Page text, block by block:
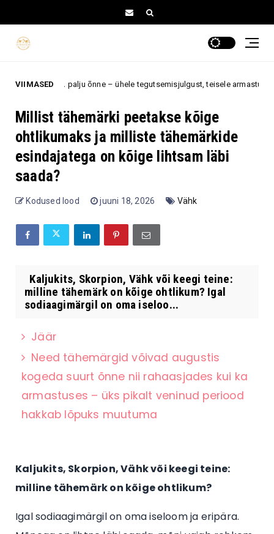
VIIMASED
tuua eriti palju õnne – ühele tegutsemisjulgust, teisele armastust
Millist tähemärki peetakse kõige
ohtlikumaks ja milliste tähemärkide
esindajatega on kõige lihtsam läbi
saada?
Kodused lood juuni 18, 2026 Vähk
Kaljukits, Skorpion, Vähk või keegi teine:
milline tähemärk on kõige ohtlikum? Igal
sodiaagimärgil on oma iseloo...
Jäär
Need tähemärgid võivad augustis
kogeda suurt õnne nii rahaasjades kui ka
armastuses – üks pikalt veninud periood
hakkab lõpuks muutuma
Kaljukits, Skorpion, Vähk või keegi teine:
milline tähemärk on kõige ohtlikum?
Igal sodiaagimärgil on oma iseloom ja eripära.